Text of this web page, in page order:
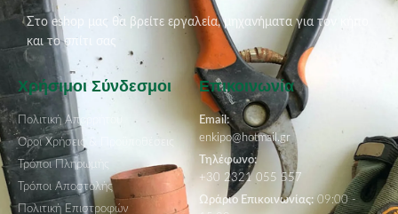
Στο eshop μας θα βρείτε εργαλεία, μηχανήματα για τον κήπο
και το σπίτι σας
Χρήσιμοι Σύνδεσμοι
Πολιτική Απορρήτου
Όροι Χρήσεις & Προϋποθέσεις
Τρόποι Πληρωμής
Τρόποι Αποστολής
Πολιτική Επιστροφών
Επικοινωνία
Email:
enkipo@hotmail.gr
Τηλέφωνο:
+30 2321 055 557
Ωράριο Επικοινωνίας: 09:00 -